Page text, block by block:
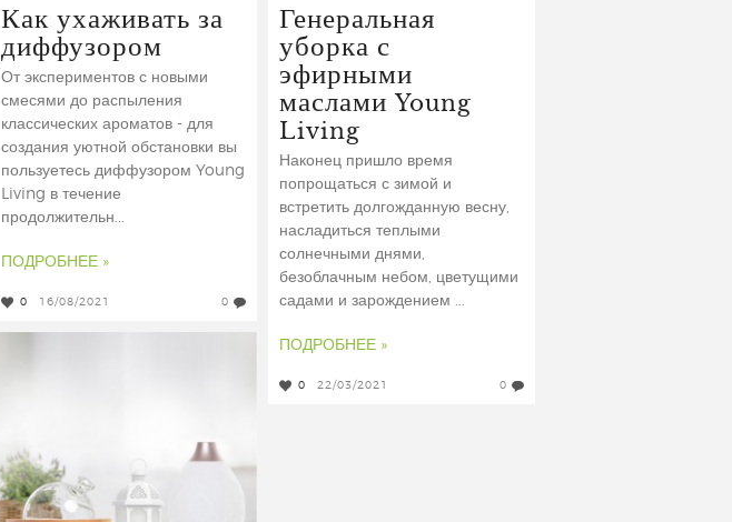
Как ухаживать за
диффузором
От экспериментов с новыми
смесями до распыления
классических ароматов - для
создания уютной обстановки вы
пользуетесь диффузором Young
Living в течение
продолжительн...
ПОДРОБНЕЕ »
0 16/08/2021 0
Генеральная
уборка с
эфирными
маслами Young
Living
Наконец пришло время
попрощаться с зимой и
встретить долгожданную весну,
насладиться теплыми
солнечными днями,
безоблачным небом, цветущими
садами и зарождением ...
ПОДРОБНЕЕ »
0 22/03/2021 0